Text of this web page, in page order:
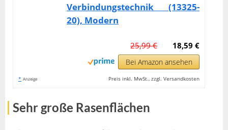
Verbindungstechnik (13325-
20), Modern
18,59 €
25,99 €
Bei Amazon ansehen
* Anzeige Preis inkl. MwSt., zzgl. Versandkosten
Sehr große Rasenflächen